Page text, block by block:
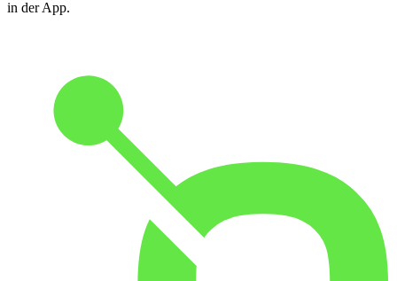
in der App.